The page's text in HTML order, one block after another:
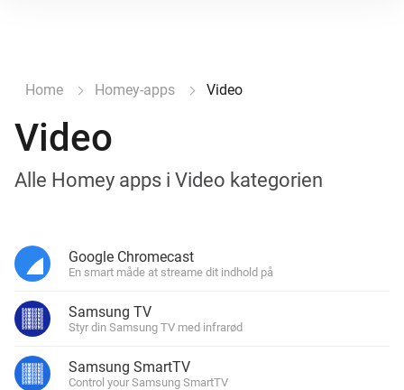
Home Homey-apps Video
Video
Alle Homey apps i Video kategorien
Google Chromecast
En smart måde at streame dit indhold på
Samsung TV
Styr din Samsung TV med infrarød
Samsung SmartTV
Control your Samsung SmartTV